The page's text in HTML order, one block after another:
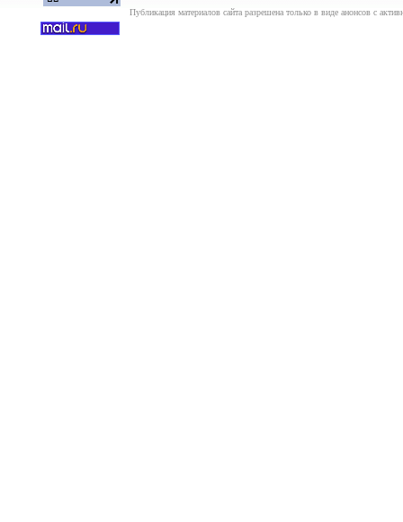
Публикация материалов сайта разрешена только в виде анонсов с